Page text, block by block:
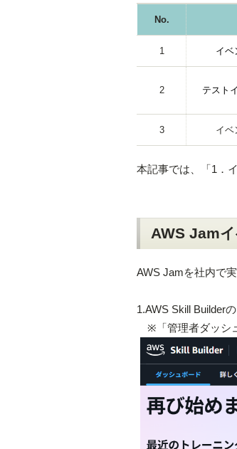
No.
1 イベ
2 テスト
3 イベ
本記事では、「1．
AWS Jam
AWS Jamを社内で
1.AWS Skill Builder
※「管理者ダッシ